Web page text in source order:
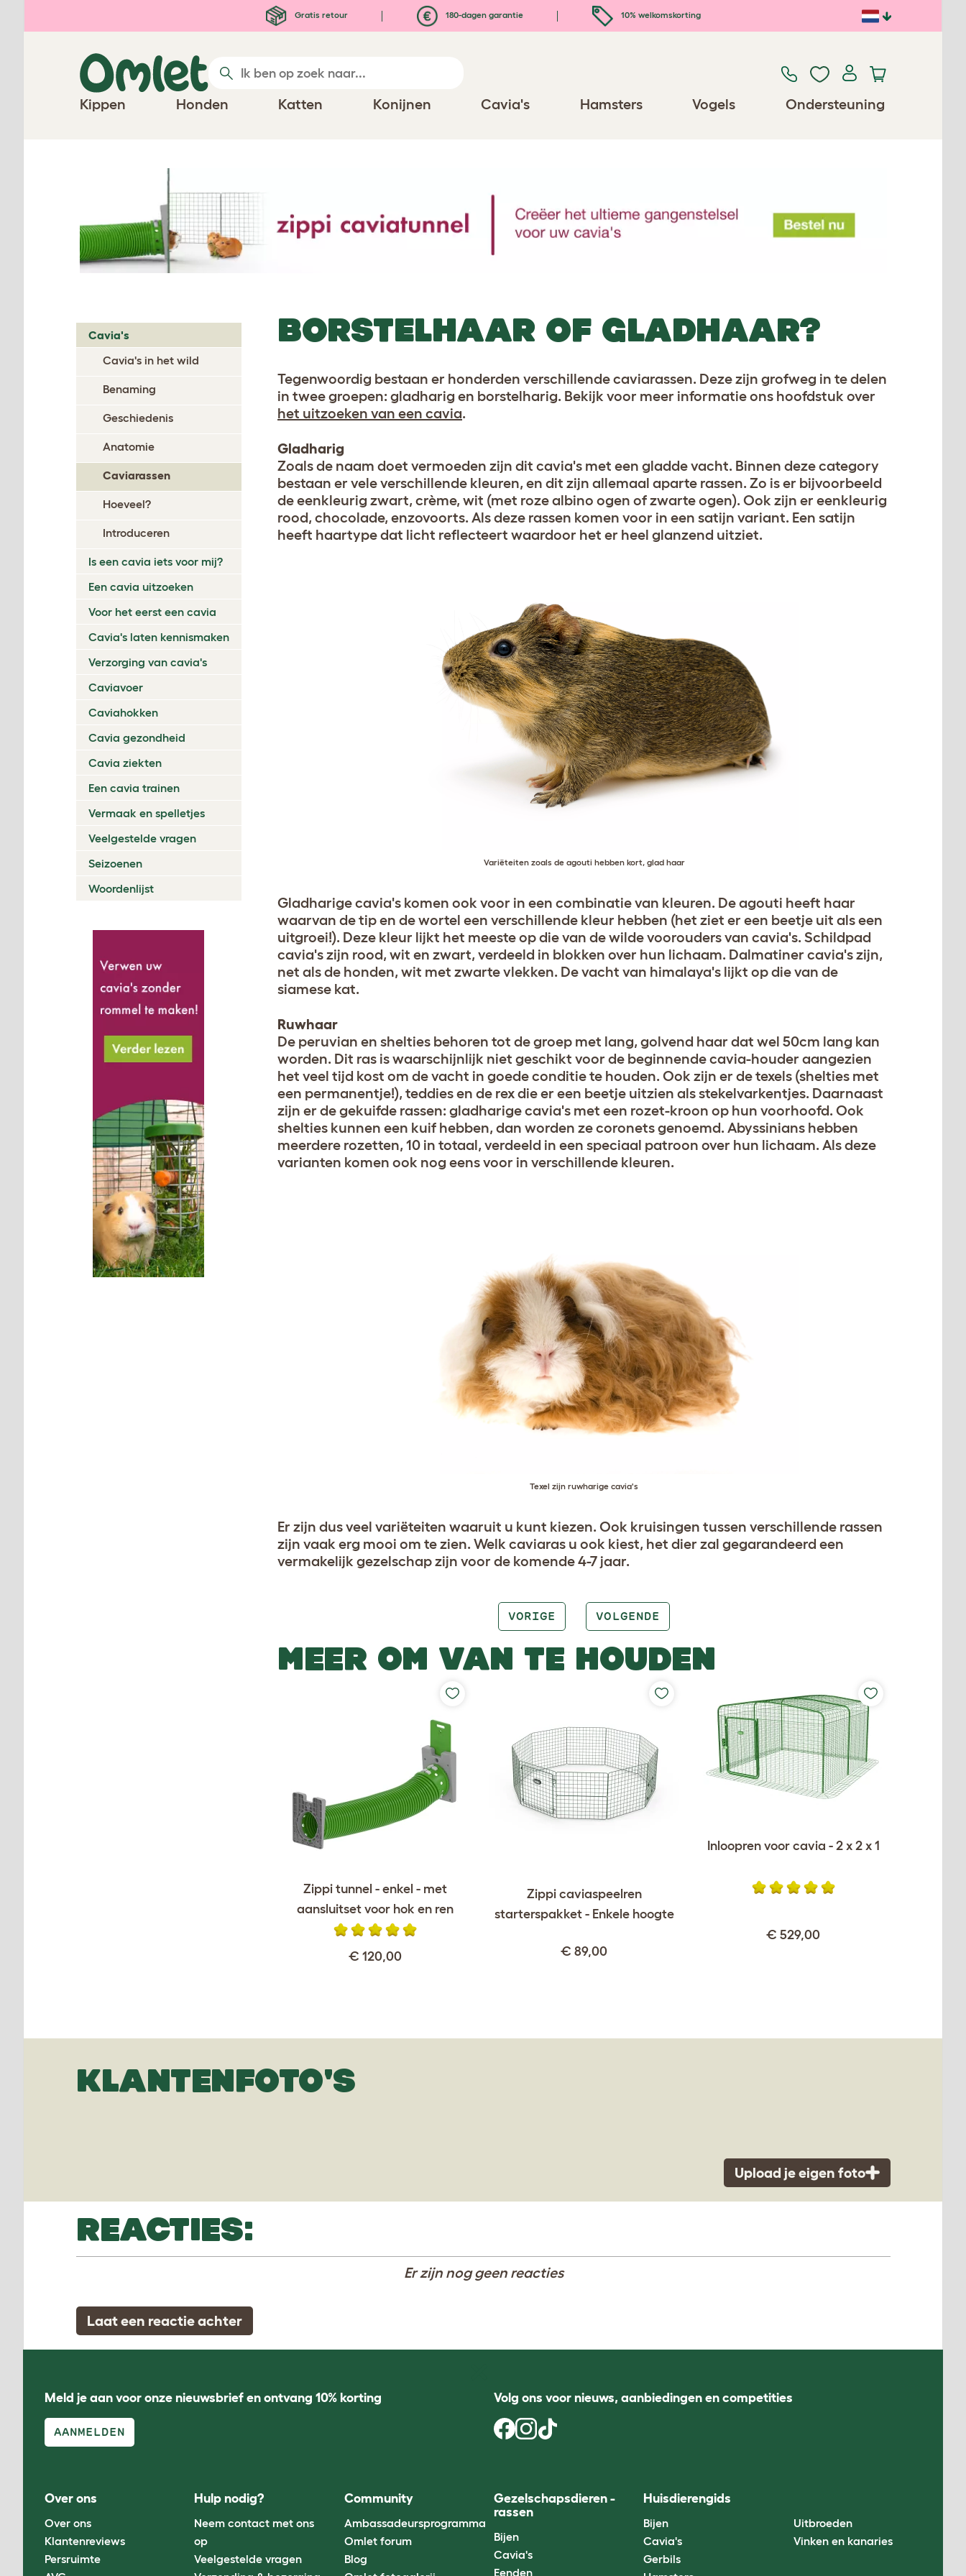
Gratis retour 180-dagen garantie 10% welkomskorting
Kippen Honden Katten Konijnen Cavia's Hamsters Vogels Ondersteuning
Cavia's
Cavia's in het wild
Benaming
Geschiedenis
Anatomie
Caviarassen
Hoeveel?
Introduceren
Is een cavia iets voor mij?
Een cavia uitzoeken
Voor het eerst een cavia
Cavia's laten kennismaken
Verzorging van cavia's
Caviavoer
Caviahokken
Cavia gezondheid
Cavia ziekten
Een cavia trainen
Vermaak en spelletjes
Veelgestelde vragen
Seizoenen
Woordenlijst
BORSTELHAAR OF GLADHAAR?
Tegenwoordig bestaan er honderden verschillende caviarassen. Deze zijn grofweg in te delen
in twee groepen: gladharig en borstelharig. Bekijk voor meer informatie ons hoofdstuk over
het uitzoeken van een cavia.
Gladharig
Zoals de naam doet vermoeden zijn dit cavia's met een gladde vacht. Binnen deze category
bestaan er vele verschillende kleuren, en dit zijn allemaal aparte rassen. Zo is er bijvoorbeeld
de eenkleurig zwart, crème, wit (met roze albino ogen of zwarte ogen). Ook zijn er eenkleurig
rood, chocolade, enzovoorts. Als deze rassen komen voor in een satijn variant. Een satijn
heeft haartype dat licht reflecteert waardoor het er heel glanzend uitziet.
Variëteiten zoals de agouti hebben kort, glad haar
Gladharige cavia's komen ook voor in een combinatie van kleuren. De agouti heeft haar
waarvan de tip en de wortel een verschillende kleur hebben (het ziet er een beetje uit als een
uitgroei!). Deze kleur lijkt het meeste op die van de wilde voorouders van cavia's. Schildpad
cavia's zijn rood, wit en zwart, verdeeld in blokken over hun lichaam. Dalmatiner cavia's zijn,
net als de honden, wit met zwarte vlekken. De vacht van himalaya's lijkt op die van de
siamese kat.
Ruwhaar
De peruvian en shelties behoren tot de groep met lang, golvend haar dat wel 50cm lang kan
worden. Dit ras is waarschijnlijk niet geschikt voor de beginnende cavia-houder aangezien
het veel tijd kost om de vacht in goede conditie te houden. Ook zijn er de texels (shelties met
een permanentje!), teddies en de rex die er een beetje uitzien als stekelvarkentjes. Daarnaast
zijn er de gekuifde rassen: gladharige cavia's met een rozet-kroon op hun voorhoofd. Ook
shelties kunnen een kuif hebben, dan worden ze coronets genoemd. Abyssinians hebben
meerdere rozetten, 10 in totaal, verdeeld in een speciaal patroon over hun lichaam. Als deze
varianten komen ook nog eens voor in verschillende kleuren.
Texel zijn ruwharige cavia's
Er zijn dus veel variëteiten waaruit u kunt kiezen. Ook kruisingen tussen verschillende rassen
zijn vaak erg mooi om te zien. Welk caviaras u ook kiest, het dier zal gegarandeerd een
vermakelijk gezelschap zijn voor de komende 4-7 jaar.
VORIGE VOLGENDE
MEER OM VAN TE HOUDEN
Zippi tunnel - enkel - met
aansluitset voor hok en ren
€ 120,00
Zippi caviaspeelren
starterspakket - Enkele hoogte
€ 89,00
Inloopren voor cavia - 2 x 2 x 1
€ 529,00
KLANTENFOTO'S
Upload je eigen foto
REACTIES:
Er zijn nog geen reacties
Laat een reactie achter
Meld je aan voor onze nieuwsbrief en ontvang 10% korting
AANMELDEN
Volg ons voor nieuws, aanbiedingen en competities
Over ons
Over ons
Klantenreviews
Persruimte
Hulp nodig?
Neem contact met ons
op
Veelgestelde vragen
Community
Ambassadeursprogramma
Omlet forum
Blog
Gezelschapsdieren -
rassen
Bijen
Cavia's
Eenden
Huisdierengids
Bijen
Cavia's
Gerbils
Uitbroeden
Vinken en kanaries